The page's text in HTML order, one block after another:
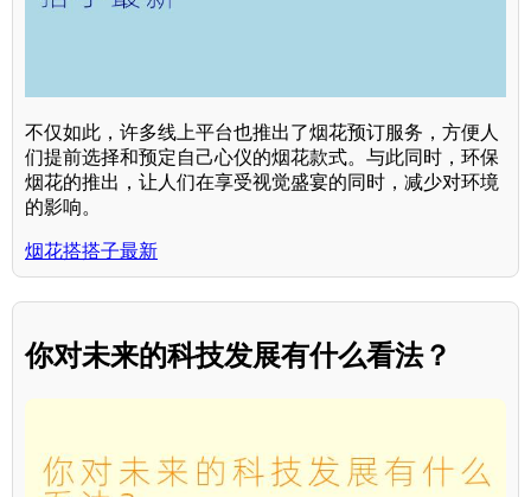
不仅如此，许多线上平台也推出了烟花预订服务，方便人
们提前选择和预定自己心仪的烟花款式。与此同时，环保
烟花的推出，让人们在享受视觉盛宴的同时，减少对环境
的影响。
烟花搭搭子最新
你对未来的科技发展有什么看法？